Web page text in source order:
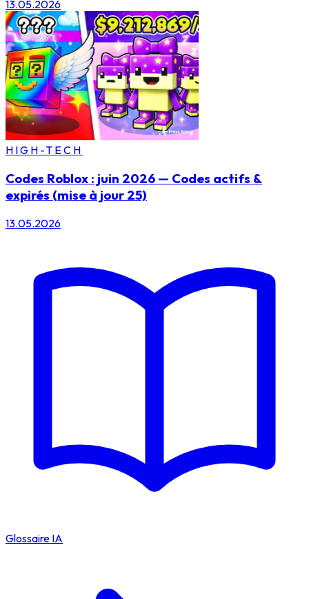
13.05.2026
HIGH-TECH
Codes Roblox : juin 2026 — Codes actifs &
expirés (mise à jour 25)
13.05.2026
Glossaire IA